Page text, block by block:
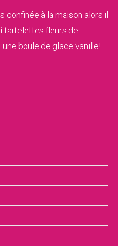
confinée à la maison alors il
tartelettes fleurs de
boule de glace vanille!